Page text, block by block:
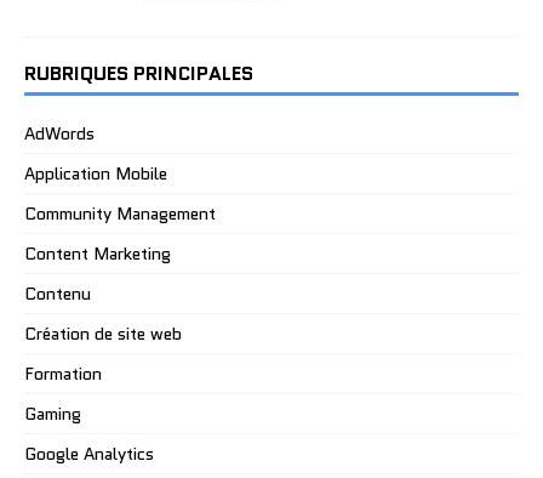
RUBRIQUES PRINCIPALES
AdWords
Application Mobile
Community Management
Content Marketing
Contenu
Création de site web
Formation
Gaming
Google Analytics